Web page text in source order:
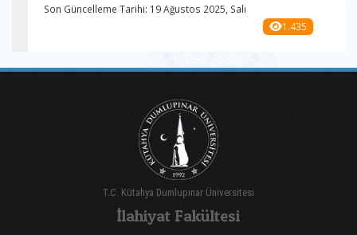
Son Güncelleme Tarihi: 19 Ağustos 2025, Salı
1.435
T.C. Kütahya Dumlupınar Üniversitesi
İlahiyat Fakültesi